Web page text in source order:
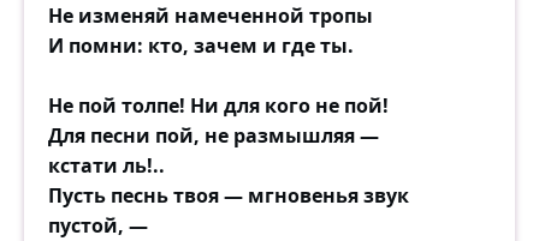
Не изменяй намеченной тропы
И помни: кто, зачем и где ты.
Не пой толпе! Ни для кого не пой!
Для песни пой, не размышляя —
кстати ль!..
Пусть песнь твоя — мгновенья звук
пустой, —